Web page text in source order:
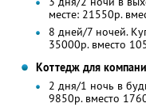
месте: 21550р.
8 дней/7 ночей.
35000р. вместо
Коттедж для
2 дня/1 ночь в
9850р. вместо